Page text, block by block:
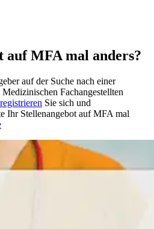
auf MFA mal anders?
auf der Suche nach einer
Fachangestellten
registrieren Sie sich und
Ihr Stellenangebot auf MFA mal